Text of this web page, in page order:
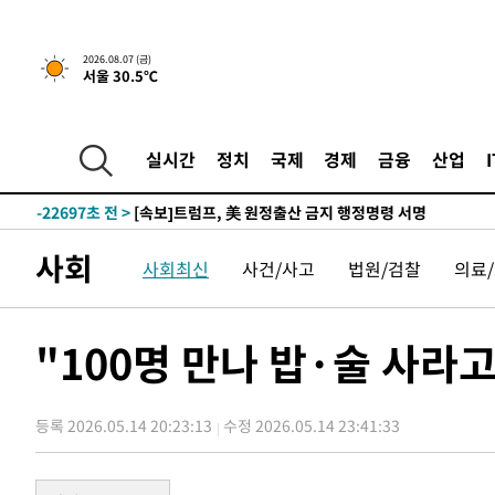
2026.08.07 (금)
서울 30.5℃
실시간 정치 국제 경제 금융 산업
-20397초 전 >[속보] 뉴욕증시, 일제 하락 마감…나스닥 0.06%↓
-31569초 전 >시리아 다마스쿠스 교외에서 미니버스 폭발.. 14명 부상,
-25831초 전 >
이란, 호르무즈서 "적국 목표물들"과 대치로 남부 케슘
례 큰 폭발음
-24546초 전 >
발효
-22697초 전 > [속보]트럼프, 美 원정출산 금지 행정명령 서명
-31569초 전 >
시리아 다마스쿠스 교외에서 미니버스 폭발.. 14명 부상,
-30867초 전 >입추에도 극한더위…서울 낮 39도 '폭염중대경보'
례 큰 폭발음
-24546초 전 >[속보]美, 폴리실리콘 수입 규제…파생제품 15% 관세,
-20397초 전 >[속보] 뉴욕증시, 일제 하락 마감…나스닥 0.06%↓
사회 사회최신 사건/사고 법원/검찰 의료
"100명 만나 밥·술 사라
등록 2026.05.14 20:23:13 수정 2026.05.14 23:41:33